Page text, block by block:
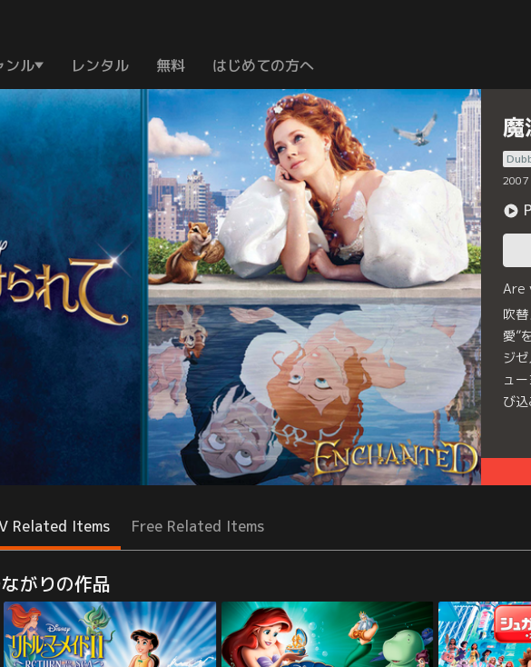
ンル レンタル 無料 はじめての方へ
魔
2007
Are
吹
愛”
ジ
ュ
び
Related Items Free Related Items
がりの作品